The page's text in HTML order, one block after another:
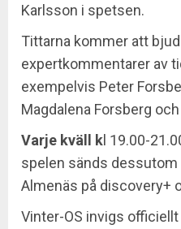
Karlsson i spetsen.
Tittarna kommer att
expertkommentarer av
exempelvis Peter
Magdalena Forsberg
Varje kväll kl 19.00-
spelen sänds
Almenäs på discovery+
Vinter-OS invigs